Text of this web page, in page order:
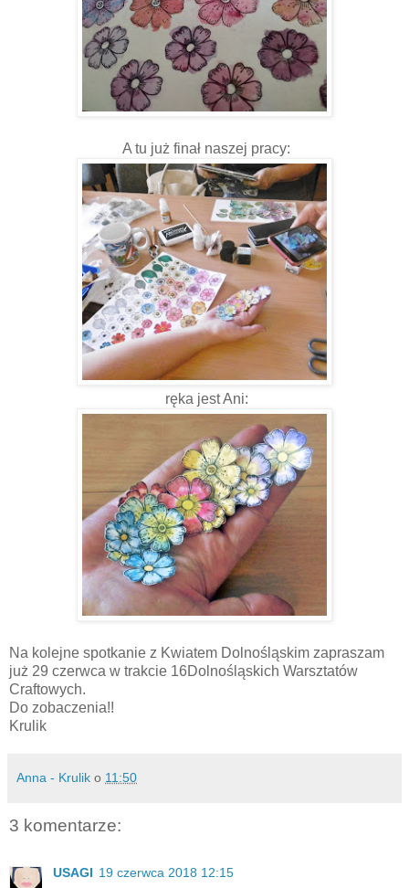
A tu już finał naszej pracy:
ręka jest Ani:
Na kolejne spotkanie z Kwiatem Dolnośląskim zapraszam
już 29 czerwca w trakcie 16Dolnośląskich Warsztatów
Craftowych.
Do zobaczenia!!
Krulik
Anna - Krulik o 11:50
3 komentarze:
USAGI 19 czerwca 2018 12:15